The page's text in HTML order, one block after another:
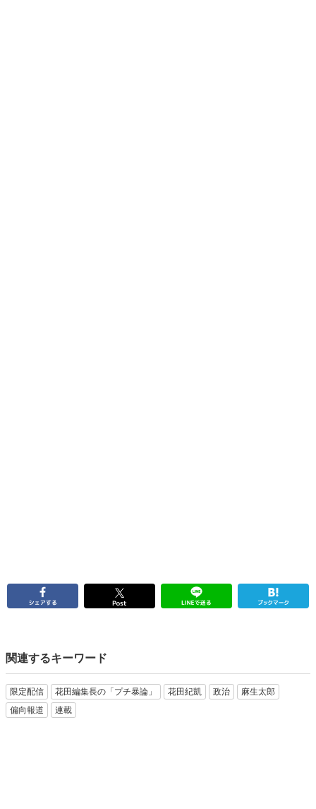
関連するキーワード
限定配信 花田編集長の「プチ暴論」 花田紀凱 政治
麻生太郎
偏向報道
連載